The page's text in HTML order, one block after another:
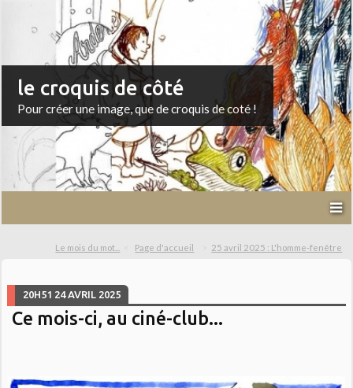
le croquis de côté
Pour créer une image, que de croquis de coté !
Le mois du mot... Page d'accueil 25 avril 2025 : L'homme-fenêtre
20H51 24 AVRIL 2025
Ce mois-ci, au ciné-club...